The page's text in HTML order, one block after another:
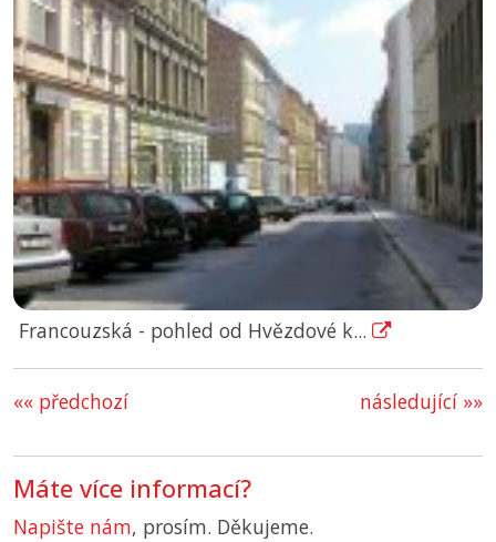
Francouzská - pohled od Hvězdové k...
«« předchozí následující »»
Máte více informací?
Napište nám, prosím. Děkujeme.